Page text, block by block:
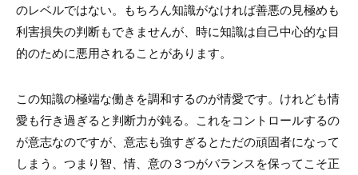
のレベルではない。もちろん知識がなければ善悪の見極めも
利害損失の判断もできませんが、時に知識は自己中心的な目
的のために悪用されることがあります。
この知識の極端な働きを調和するのが情愛です。けれども情
愛も行き過ぎると判断力が鈍る。これをコントロールするの
が意志なのですが、意志も強すぎるとただの頑固者になって
しまう。つまり智、情、意の３つがバランスを保ってこそ正